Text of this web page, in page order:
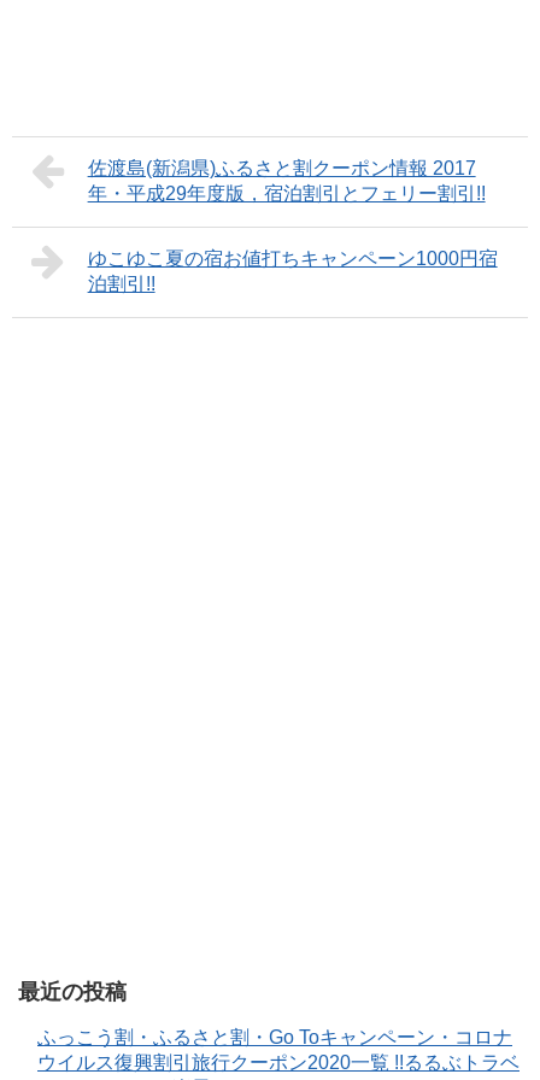
佐渡島(新潟県)ふるさと割クーポン情報 2017
年・平成29年度版，宿泊割引とフェリー割引!!
ゆこゆこ夏の宿お値打ちキャンペーン1000円宿
泊割引!!
最近の投稿
ふっこう割・ふるさと割・Go Toキャンペーン・コロナ
ウイルス復興割引旅行クーポン2020一覧 !!るるぶトラベ